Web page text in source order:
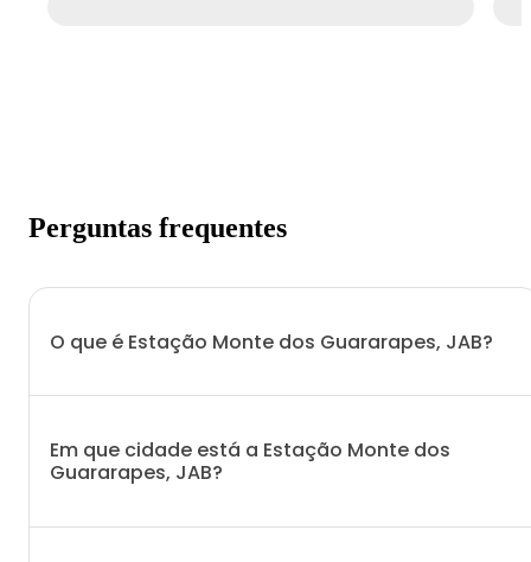
Perguntas frequentes
O que é Estação Monte dos Guararapes, JAB?
Em que cidade está a Estação Monte dos
Guararapes, JAB?